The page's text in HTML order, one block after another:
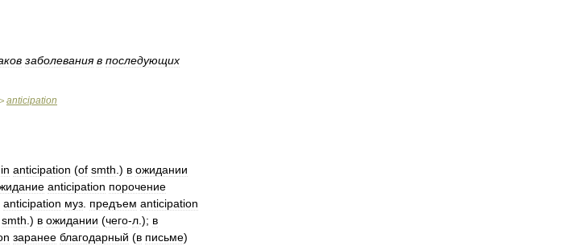
заболевания в последующих
anticipation
in anticipation (of smth .) в ожидании
anticipation порочение
anticipation муз предъем anticipation
smth .) в ожидании (чего-л .); в
заранее благодарный (в письме)